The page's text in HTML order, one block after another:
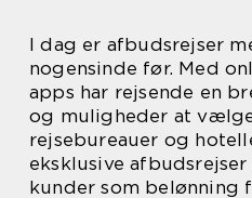
I dag er afbudsrejser
nogensinde før. Med
apps har rejsende en
og muligheder at
rejsebureauer og
eksklusive
kunder som belønning